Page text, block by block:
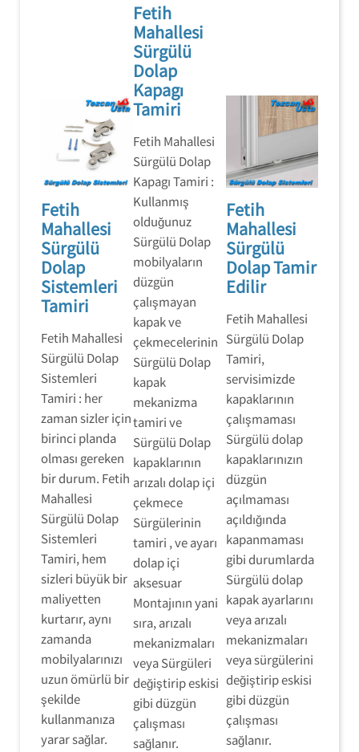
Fetih
Mahallesi
Sürgülü
Dolap
Sistemleri
Tamiri
Fetih Mahallesi
Sürgülü Dolap
Sistemleri
Tamiri : her
zaman sizler için
birinci planda
olması gereken
bir durum. Fetih
Mahallesi
Sürgülü Dolap
Sistemleri
Tamiri, hem
sizleri büyük bir
maliyetten
kurtarır, aynı
zamanda
mobilyalarınızı
uzun ömürlü bir
şekilde
kullanmanıza
yarar sağlar.
Fetih
Mahallesi
Sürgülü
Dolap
Kapagı
Tamiri
Fetih Mahallesi
Sürgülü Dolap
Kapagı Tamiri :
Kullanmış
olduğunuz
Sürgülü Dolap
mobilyaların
düzgün
çalışmayan
kapak ve
çekmecelerinin
Sürgülü Dolap
kapak
mekanizma
tamiri ve
Sürgülü Dolap
kapaklarının
arızalı dolap içi
çekmece
Sürgülerinin
tamiri , ve ayarı
dolap içi
aksesuar
Montajının yani
sıra, arızalı
mekanizmaları
veya Sürgüleri
değiştirip eskisi
gibi düzgün
çalışması
sağlanır.
Fetih
Mahallesi
Sürgülü
Dolap Tamir
Edilir
Fetih Mahallesi
Sürgülü Dolap
Tamiri,
servisimizde
kapaklarının
çalışmaması
Sürgülü dolap
kapaklarınızın
düzgün
açılmaması
açıldığında
kapanmaması
gibi durumlarda
Sürgülü dolap
kapak ayarlarını
veya arızalı
mekanizmaları
veya sürgülerini
değiştirip eskisi
gibi düzgün
çalışması
sağlanır.